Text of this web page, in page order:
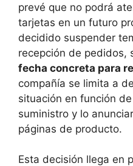
prevé que no podrá
tarjetas en un futuro
decidido suspender
recepción de pedidos,
fecha concreta para
compañía se limita a
situación en función
suministro y lo
páginas de producto.
Esta decisión llega en